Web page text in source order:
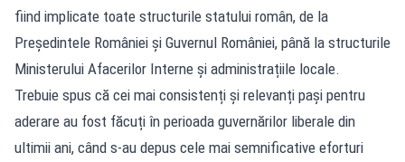
fiind implicate toate structurile statului român, de la
Președintele României și Guvernul României, până la structurile
Ministerului Afacerilor Interne și administrațiile locale.
Trebuie spus că cei mai consistenți și relevanți pași pentru
aderare au fost făcuți în perioada guvernărilor liberale din
ultimii ani, când s-au depus cele mai semnificative eforturi